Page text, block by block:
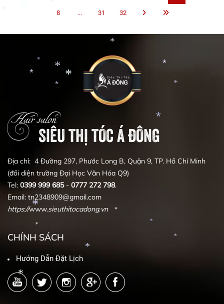
*
*
*
*
*
*
*
8 ... 31 32
Hair salon
SIÊU THỊ TÓC Á ĐÔNG
Địa chỉ: 4 Đường 297, Phước Long B, Quận 9, TP. Hồ Chí Minh
(đối diện trường Đại Học Văn Hóa Q9)
Tel: 0399 999 685- 0777 272 798.
Email: tn2348909@gmail.com
https://www.sieuthitocadong.vn
CHÍNH SÁCH
Hướng Dẫn Đặt Lịch